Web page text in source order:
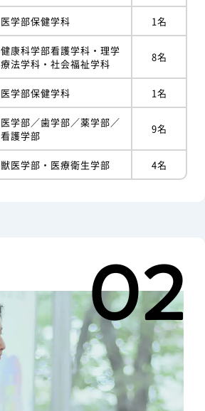
医学部保健学科 1名
健康科学部看護学科・理学
療法学科・社会福祉学科
8名
医学部保健学科 1名
医学部／歯学部／薬学部／
看護学部
9名
獣医学部・医療衛生学部 4名
02